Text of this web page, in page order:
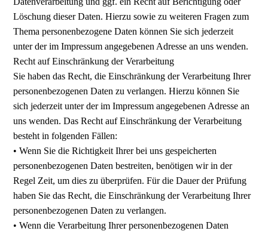
Löschung dieser Daten. Hierzu sowie zu weiteren Fragen zum
Thema personenbezogene Daten können Sie sich jederzeit
unter der im Impressum angegebenen Adresse an uns wenden.
Recht auf Einschränkung der Verarbeitung
Sie haben das Recht, die Einschränkung der Verarbeitung Ihrer
personenbezogenen Daten zu verlangen. Hierzu können Sie
sich jederzeit unter der im Impressum angegebenen Adresse an
uns wenden. Das Recht auf Einschränkung der Verarbeitung
besteht in folgenden Fällen:
• Wenn Sie die Richtigkeit Ihrer bei uns gespeicherten
personenbezogenen Daten bestreiten, benötigen wir in der
Regel Zeit, um dies zu überprüfen. Für die Dauer der Prüfung
haben Sie das Recht, die Einschränkung der Verarbeitung Ihrer
personenbezogenen Daten zu verlangen.
• Wenn die Verarbeitung Ihrer personenbezogenen Daten